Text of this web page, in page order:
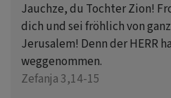
Jauchze, du Tochter Zion!
dich und sei fröhlich von
Jerusalem! Denn der HERR
weggenommen.
Zefanja 3,14-15